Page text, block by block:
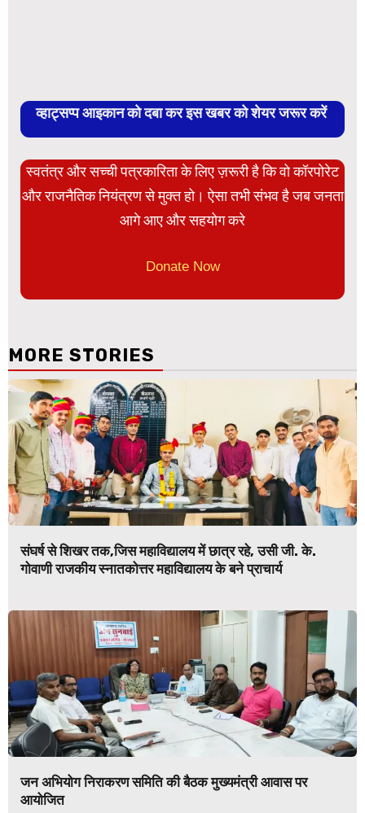
व्हाट्सप्प आइकान को दबा कर इस खबर को शेयर जरूर करें
स्वतंत्र और सच्ची पत्रकारिता के लिए ज़रूरी है कि वो कॉरपोरेट
और राजनैतिक नियंत्रण से मुक्त हो। ऐसा तभी संभव है जब जनता
आगे आए और सहयोग करे
Donate Now
MORE STORIES
संघर्ष से शिखर तक,जिस महाविद्यालय में छात्र रहे, उसी जी. के.
गोवाणी राजकीय स्नातकोत्तर महाविद्यालय के बने प्राचार्य
जन अभियोग निराकरण समिति की बैठक मुख्यमंत्री आवास पर
आयोजित